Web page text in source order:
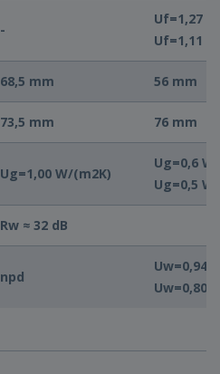
-
Uf=1,27
Uf=1,11
68,5 mm 56 mm
73,5 mm 76 mm
Ug=1,00 W/(m2K)
Ug=0,6
Ug=0,5
Rw ≈ 32 dB
npd
Uw=0,94
Uw=0,80